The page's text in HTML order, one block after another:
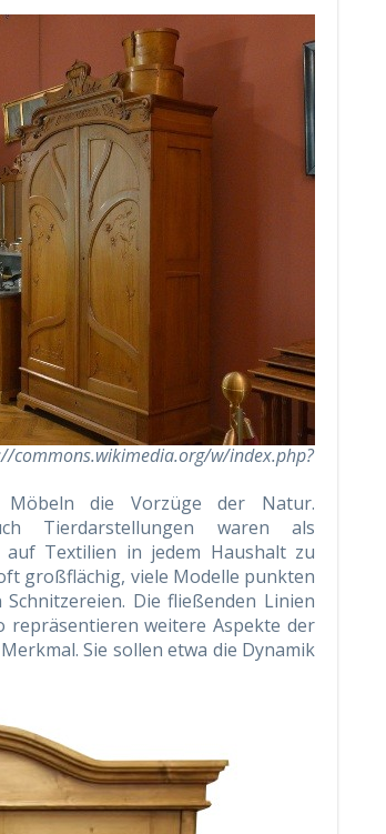
commons.wikimedia.org/w/index.php?
die Vorzüge der Natur.
Tierdarstellungen waren als
auf Textilien in jedem Haushalt zu
großflächig, viele Modelle punkten
Die fließenden Linien
repräsentieren weitere Aspekte der
Sie sollen etwa die Dynamik